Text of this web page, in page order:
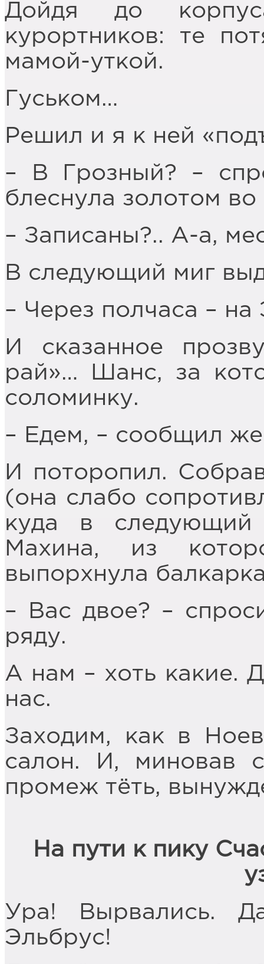
Дойдя до
курортников: те
мамой-уткой.
Гуськом…
Решил и я к ней
– В Грозный? –
блеснула золотом во
– Записаны?.. А-а,
В следующий миг
– Через полчаса –
И сказанное
рай»… Шанс, за
соломинку.
– Едем, – сообщил
И поторопил.
(она слабо
куда в следующий
Махина, из
выпорхнула
– Вас двое? –
ряду.
А нам – хоть какие.
нас.
Заходим, как в
салон. И, миновав
промеж тёть,
На пути к пику
Ура! Вырвались.
Эльбрус!